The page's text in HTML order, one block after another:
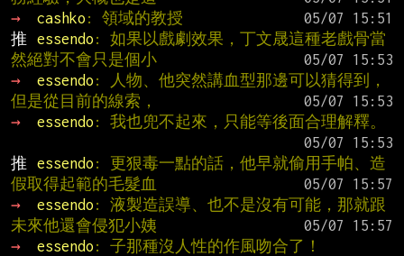
→
cashko : 領域的教授
推
essendo : 如果以戲劇效果，丁文晟這種老戲骨當
然絕對不會只是個小
→
essendo : 人物、他突然講血型那邊可以猜得到，
但是從目前的線索，
→
essendo : 我也兜不起來，只能等後面合理解釋。
推
essendo : 更狠毒一點的話，他早就偷用手帕、造
假取得起範的毛髮血
→
essendo : 液製造誤導、也不是沒有可能，那就跟
未來他還會侵犯小姨
→
essendo : 子那種沒人性的作風吻合了！